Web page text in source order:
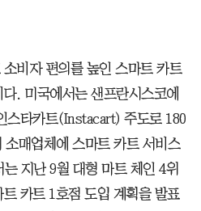
비자 편의를 높인 스마트 카트
. 미국에서는 샌프란시스코에
스타카트(Instacart) 주도로 180
매업체에 스마트 카트 서비스
지난 9월 대형 마트 체인 4위
카트 1호점 도입 계획을 발표